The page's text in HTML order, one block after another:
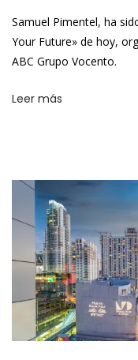
Samuel Pimentel, ha
Your Future» de hoy,
ABC Grupo Vocento.
Leer más